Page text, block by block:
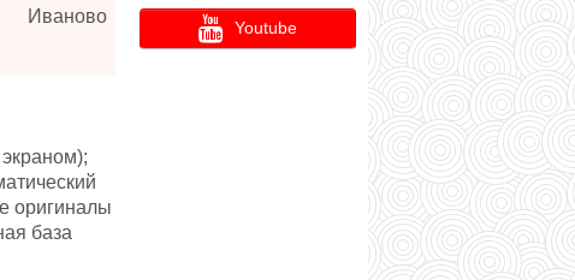
Иваново
оригиналы
база
Youtube